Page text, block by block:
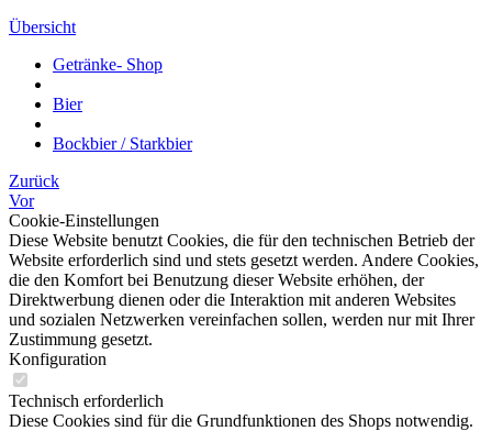
Übersicht
Getränke- Shop
Bier
Bockbier / Starkbier
Zurück
Vor
Cookie-Einstellungen
Diese Website benutzt Cookies, die für den technischen Betrieb der
Website erforderlich sind und stets gesetzt werden. Andere Cookies,
die den Komfort bei Benutzung dieser Website erhöhen, der
Direktwerbung dienen oder die Interaktion mit anderen Websites
und sozialen Netzwerken vereinfachen sollen, werden nur mit Ihrer
Zustimmung gesetzt.
Konfiguration
Technisch erforderlich
Diese Cookies sind für die Grundfunktionen des Shops notwendig.